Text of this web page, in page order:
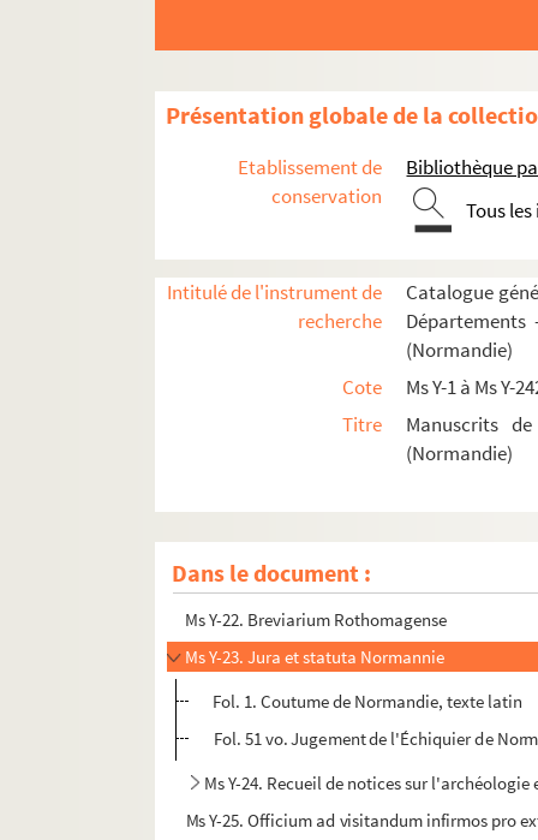
Présentation globale de la
Etablissement de
conservation
Bibliothèque
Tous
Intitulé de l'instrument de
recherche
Catalogue
Départements
(Normandie)
Cote
Ms Y-1 à Ms Y-
Titre
Manuscrits
(Normandie)
Dans le document :
Ms Y-8. Monumens civils et religieux et
Ms Y-9. Missale secundum usum
Ms Y-10. Benedictiones, orationes et
Ms Y-11. Dudonis S. Quintini et Willelmi
Ms Y-13. Cartulaire de l'abbaye de Foucarmont
Ms Y-14. Willelmi Gemmeticensis Historia
Ms Y-15. Eusebii, Hieronymi et aliorum
Ms Y-16. Chantz royaulx présentés au Puy de
Ms Y-17. Chantz royaulx presentés au Puy,
Ms Y-18. Recueil de pièces présentées sur
Ms Y-19. Manuale secundum usum
Ms Y-20. Histoire de la mort du roi Richard
Ms Y-21. Orationes et capitula, cum
Ms Y-22. Breviarium Rothomagense
Ms Y-23. Jura et statuta Normannie
Fol. 1. Coutume de Normandie, texte latin
Fol. 51 vo. Jugement de l'Échiquier de
Ms Y-24. Recueil de notices sur
Ms Y-25. Officium ad visitandum infirmos pro